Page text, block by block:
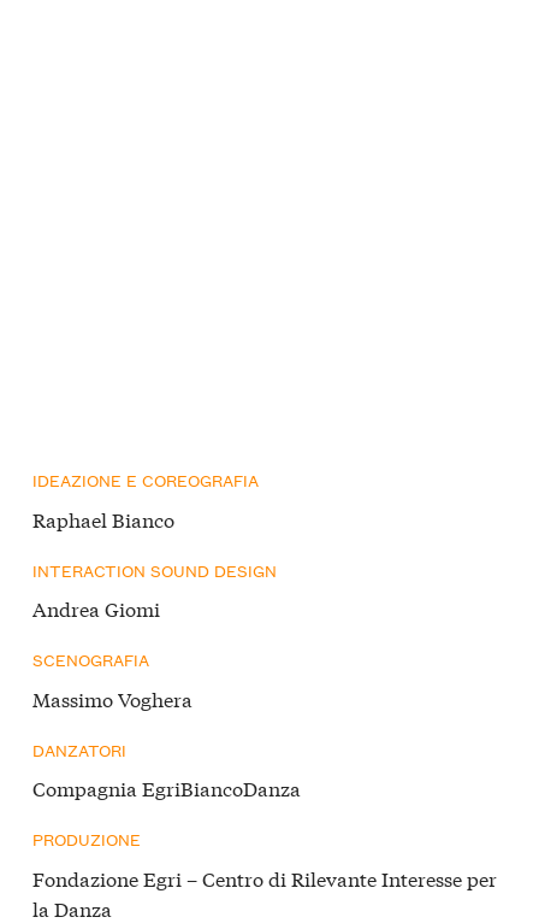
IDEAZIONE E COREOGRAFIA
Raphael Bianco
INTERACTION SOUND DESIGN
Andrea Giomi
SCENOGRAFIA
Massimo Voghera
DANZATORI
Compagnia EgriBiancoDanza
PRODUZIONE
Fondazione Egri – Centro di Rilevante Interesse per
la Danza